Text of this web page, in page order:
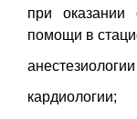
при оказании
помощи в
кардиологии;